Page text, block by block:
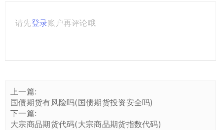
请先登录账户再评论哦
上一篇:
国债期货有风险吗(国债期货投资安全吗)
下一篇:
大宗商品期货代码(大宗商品期货指数代码)